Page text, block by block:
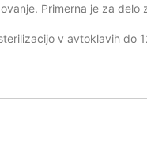
Primerna je za
v avtoklavih do